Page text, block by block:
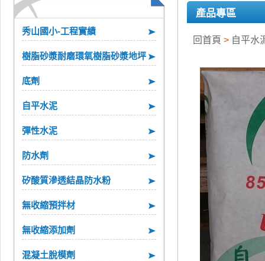
秀山國小-工程實績
樹脂砂漿耐磨環氧樹脂砂漿地坪
底劑
自平水泥
彈性水泥
防水劑
矽酸質滲透結晶防水粉
無收縮預拌材
無收縮添加劑
混凝土脫模劑
產品專區
回首頁 > 自平水